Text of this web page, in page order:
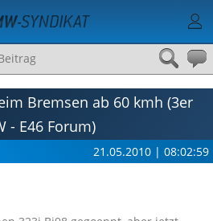
Bremsen ab 60 kmh (3er
- E46 Forum)
21.05.2010 | 08:02:59